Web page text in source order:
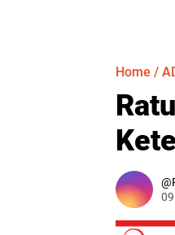
Home /